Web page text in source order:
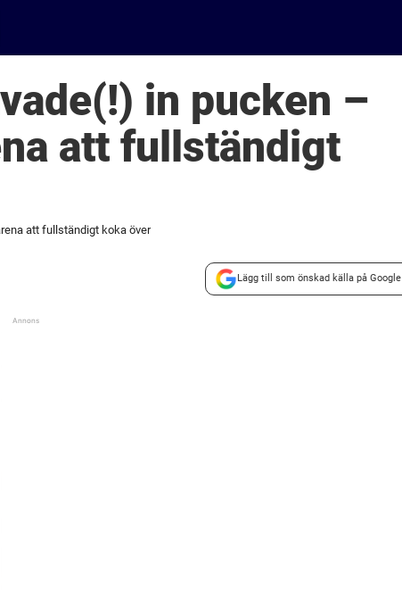
in pucken –
att fullständigt
att fullständigt koka över
Lägg till som önskad källa på Google